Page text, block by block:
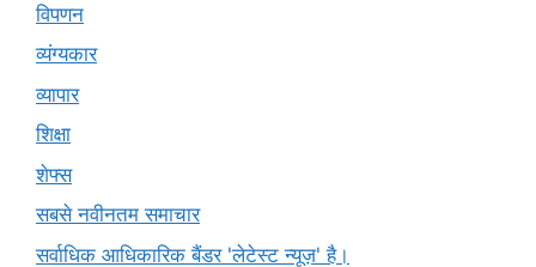
विपणन
व्यंग्यकार
व्यापार
शिक्षा
शेफ्स
सबसे नवीनतम समाचार
सर्वाधिक आधिकारिक बैंडर 'लेटेस्ट न्यूज़' है।